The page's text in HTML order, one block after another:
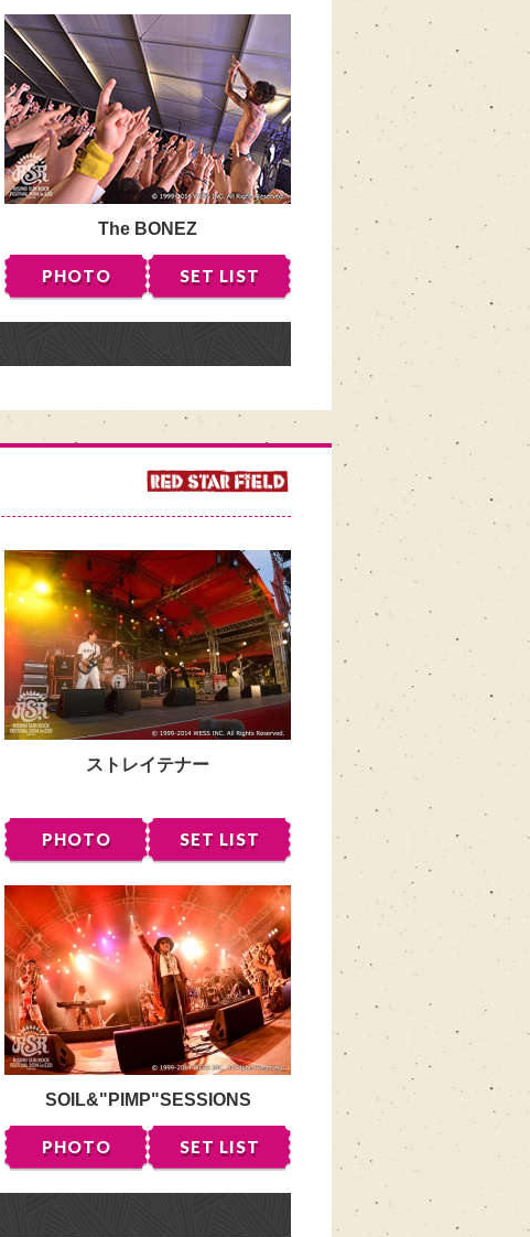
The BONEZ
PHOTO SET LIST
ストレイテナー
PHOTO SET LIST
SOIL&"PIMP"SESSIONS
PHOTO SET LIST